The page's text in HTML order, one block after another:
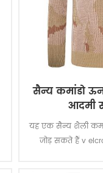
सैन्य कमांडो
आदमी
यह एक सैन्य शैली
जोड़ सकते हैं v